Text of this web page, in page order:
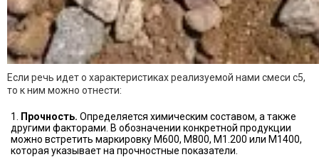
Если речь идет о характеристиках реализуемой нами смеси с5,
то к ним можно отнести:
Прочность. Определяется химическим составом, а также
другими факторами. В обозначении конкретной продукции
можно встретить маркировку М600, М800, М1.200 или М1400,
которая указывает на прочностные показатели.